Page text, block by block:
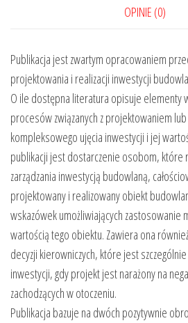
OPINIE (0)
Publikacja jest zwartym opracowaniem
projektowania i realizacji inwestycji
O ile dostępna literatura opisuje elementy
procesów związanych z projektowaniem
kompleksowego ujęcia inwestycji i jej
publikacji jest dostarczenie osobom, które
zarządzania inwestycją budowlaną,
projektowany i realizowany obiekt
wskazówek umożliwiających zastosowanie
wartością tego obiektu. Zawiera ona
decyzji kierowniczych, które jest
inwestycji, gdy projekt jest narażony na
zachodzących w otoczeniu.
Publikacja bazuje na dwóch pozytywnie